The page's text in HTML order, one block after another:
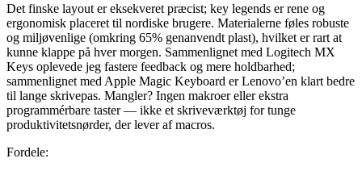
Det finske layout er eksekveret præcist; key legends er rene og
ergonomisk placeret til nordiske brugere. Materialerne føles robuste
og miljøvenlige (omkring 65% genanvendt plast), hvilket er rart at
kunne klappe på hver morgen. Sammenlignet med Logitech MX
Keys oplevede jeg fastere feedback og mere holdbarhed;
sammenlignet med Apple Magic Keyboard er Lenovo’en klart bedre
til lange skrivepas. Mangler? Ingen makroer eller ekstra
programmérbare taster — ikke et skriveværktøj for tunge
produktivitetsnørder, der lever af macros.
Fordele: